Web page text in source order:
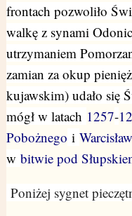
frontach pozwoliło
walkę z synami
utrzymaniem
zamian za okup
kujawskim) udało się
mógł w latach 1257-
Pobożnego i
w bitwie pod
Poniżej sygnet